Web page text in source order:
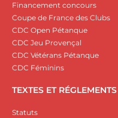
Financement concours
Coupe de France des Clubs
CDC Open Pétanque
CDC Jeu Provençal
CDC Vétérans Pétanque
CDC Féminins
TEXTES ET RÉGLEMENTS
Statuts